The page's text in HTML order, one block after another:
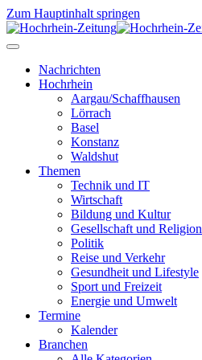
Zum Hauptinhalt springen
Nachrichten
Hochrhein
Aargau/Schaffhausen
Lörrach
Basel
Konstanz
Waldshut
Themen
Technik und IT
Wirtschaft
Bildung und Kultur
Gesellschaft und Religion
Politik
Reise und Verkehr
Gesundheit und Lifestyle
Sport und Freizeit
Energie und Umwelt
Termine
Kalender
Branchen